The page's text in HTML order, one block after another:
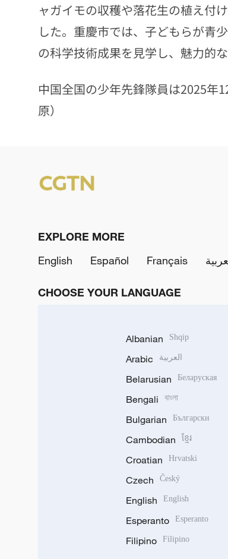
ャガイモの収穫や落花生の植え付
した。重慶市では、子どもらが青
の科学技術成果を見学し、魅力的
中国全国の少年先鋒隊員は2025年
原）
EXPLORE MORE
English
Español Français
CHOOSE YOUR LANGUAGE
Albanian Shqip
Arabic العربية
Belarusian Беларуская
Bengali বাংলা
Bulgarian Български
Cambodian ខ្មែរ
Croatian Hrvatski
Czech Český
English English
Esperanto Esperanto
Filipino Filipino